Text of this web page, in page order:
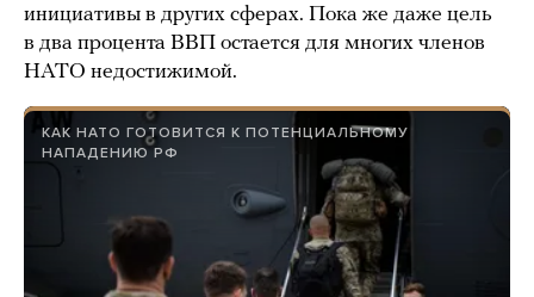
инициативы в других сферах. Пока же даже цель
в два процента ВВП остается для многих членов
НАТО недостижимой.
КАК НАТО ГОТОВИТСЯ К ПОТЕНЦИАЛЬНОМУ
НАПАДЕНИЮ РФ